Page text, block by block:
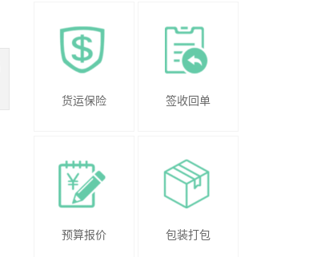
货运保险 签收回单
预算报价 包装打包